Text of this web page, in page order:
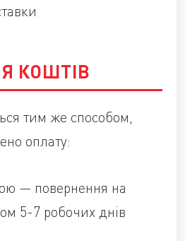
КОШТІВ
тим же способом,
оплату:
— повернення на
5-7 робочих днів